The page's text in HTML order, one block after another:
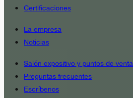
Certificaciones
La empresa
Noticias
Salón expositivo y puntos de venta
Preguntas frecuentes
Escríbenos